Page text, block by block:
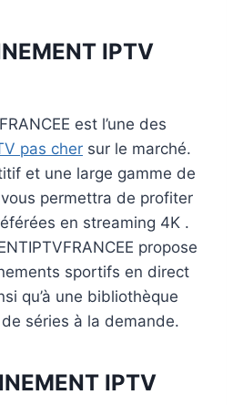
IPTV
est l’une des
pas cher sur le marché.
et une large gamme de
permettra de profiter
en streaming 4K .
propose
sportifs en direct
qu’à une bibliothèque
séries à la demande.
IPTV